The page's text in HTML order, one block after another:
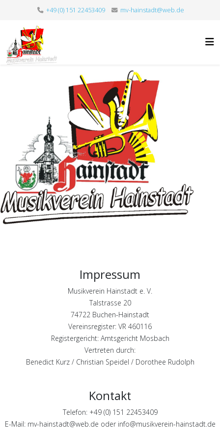
+49 (0) 151 22453409 mv-hainstadt@web.de
Impressum
Musikverein Hainstadt e. V.
Talstrasse 20
74722 Buchen-Hainstadt
Vereinsregister: VR 460116
Registergericht: Amtsgericht Mosbach
Vertreten durch:
Benedict Kurz / Christian Speidel / Dorothee Rudolph
Kontakt
Telefon: +49 (0) 151 22453409
E-Mail: mv-hainstadt@web.de oder info@musikverein-hainstadt.de